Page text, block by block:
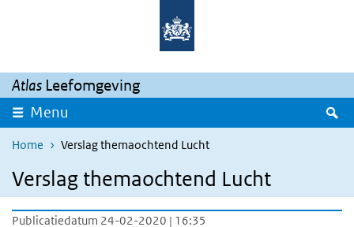
Overslaan en naar de inhoud gaan
Atlas Leefomgeving
Menu
Home Verslag themaochtend Lucht
Verslag themaochtend Lucht
Publicatiedatum 24-02-2020 | 16:35